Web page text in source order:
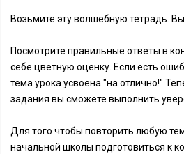
Возьмите эту волшебную тетрадь.
Посмотрите правильные ответы в
себе цветную оценку. Если есть
тема урока усвоена "на отлично!"
задания вы сможете выполнить
Для того чтобы повторить любую
начальной школы подготовиться к